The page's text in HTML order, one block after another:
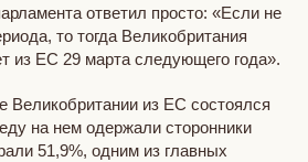
ответил просто: «Если не
то тогда Великобритания
из ЕС 29 марта следующего года».
Великобритании из ЕС состоялся
на нем одержали сторонники
51,9%, одним из главных